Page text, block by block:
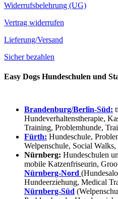
Widerrufsbelehrung (UG)
Vertrag widerrufen
Lieferung/Versand
Sicher bezahlen
Easy Dogs Hundeschulen und
Brandenburg/Berlin-Süd:
Hundeverhaltenstherapie,
Training, Problemhunde,
Fürth: Hundeschule,
Welpenschule, Social
Nürnberg: Hundeschulen
mobile Katzenfriseurin,
Nürnberg-Nord
Hundeerziehung, Medical
Nürnberg-Süd